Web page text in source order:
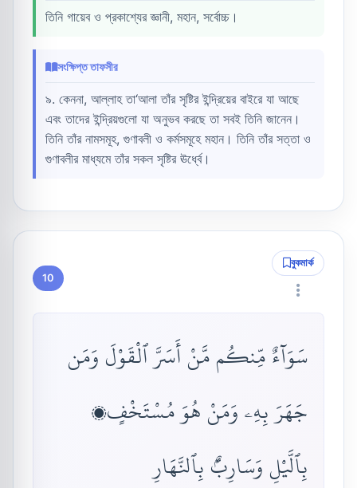
তিনি গায়েব ও প্রকাশ্যের জ্ঞানী, মহান, সর্বোচ্চ।
সংক্ষিপ্ত তাফসীর
৯. কেননা, আল্লাহ তা‘আলা তাঁর সৃষ্টির ইন্দ্রিয়ের বাইরে যা আছে
এবং তাদের ইন্দ্রিয়গুলো যা অনুভব করছে তা সবই তিনি জানেন।
তিনি তাঁর নামসমূহ, গুণাবলী ও কর্মসমূহে মহান। তিনি তাঁর সত্তা ও
গুণাবলীর মাধ্যমে তাঁর সকল সৃষ্টির ঊর্ধ্বে।
10
বুকমার্ক
سَوَآءٌ مِّنكُم مَّنْ أَسَرَّ ٱلْقَوْلَ وَمَن
جَهَرَ بِهِۦ وَمَنْ هُوَ مُسْتَخْفٍۭ
بِٱلَّيْلِ وَسَارِبٌۢ بِٱلنَّهَارِ